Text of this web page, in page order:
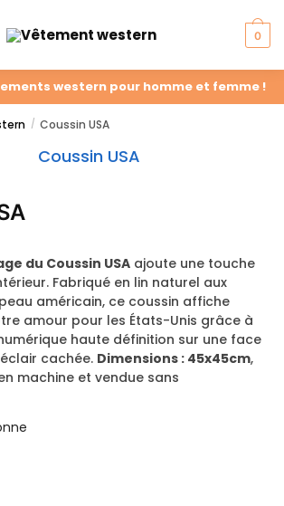
0
western pour homme et femme !
/ Coussin USA
du Coussin USA ajoute une touche
Fabriqué en lin naturel aux
américain, ce coussin affiche
amour pour les États-Unis grâce à
haute définition sur une face
cachée. Dimensions : 45x45cm,
machine et vendue sans